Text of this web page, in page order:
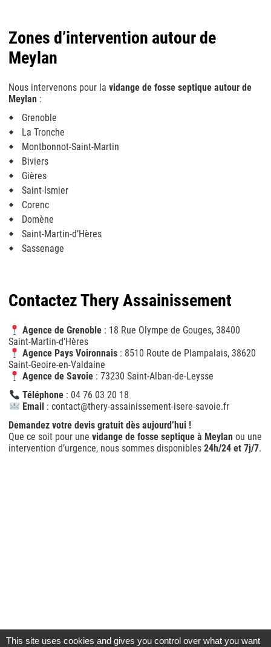
Zones d’intervention autour de
Meylan
Nous intervenons pour lavidange de fosse septique autour de
Meylan :
Grenoble
La Tronche
Montbonnot-Saint-Martin
Biviers
Gières
Saint-Ismier
Corenc
Domène
Saint-Martin-d’Hères
Sassenage
Contactez Thery Assainissement
Agence de Grenoble: 18 Rue Olympe de Gouges, 38400
Saint-Martin-d’Hères
Agence Pays Voironnais: 8510 Route de Plampalais, 38620
Saint-Geoire-en-Valdaine
Agence de Savoie: 73230 Saint-Alban-de-Leysse
Téléphone: 04 76 03 20 18
Email : contact@thery-assainissement-isere-savoie.fr
Demandez votre devis gratuit dès aujourd’hui !
Que ce soit pour unevidange de fosse septique à Meylan ou une
intervention d’urgence, nous sommes disponibles24h/24 et 7j/7.
This site uses cookies and gives you control over what you want